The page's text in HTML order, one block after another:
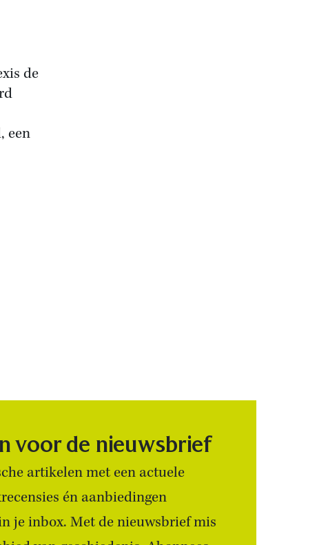
de
een
voor de nieuwsbrief
artikelen met een actuele
én aanbiedingen
je inbox. Met de nieuwsbrief mis